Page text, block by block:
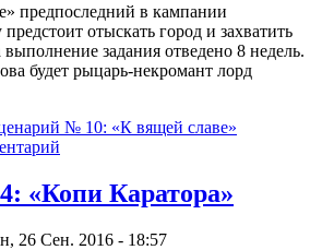
предпоследний в кампании
отыскать город и захватить
задания отведено 8 недель.
будет рыцарь-некромант лорд
№ 10: «К вящей славе»
«Копи Каратора»
26 Сен. 2016 - 18:57